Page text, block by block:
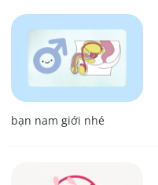
bạn nam giới nhé